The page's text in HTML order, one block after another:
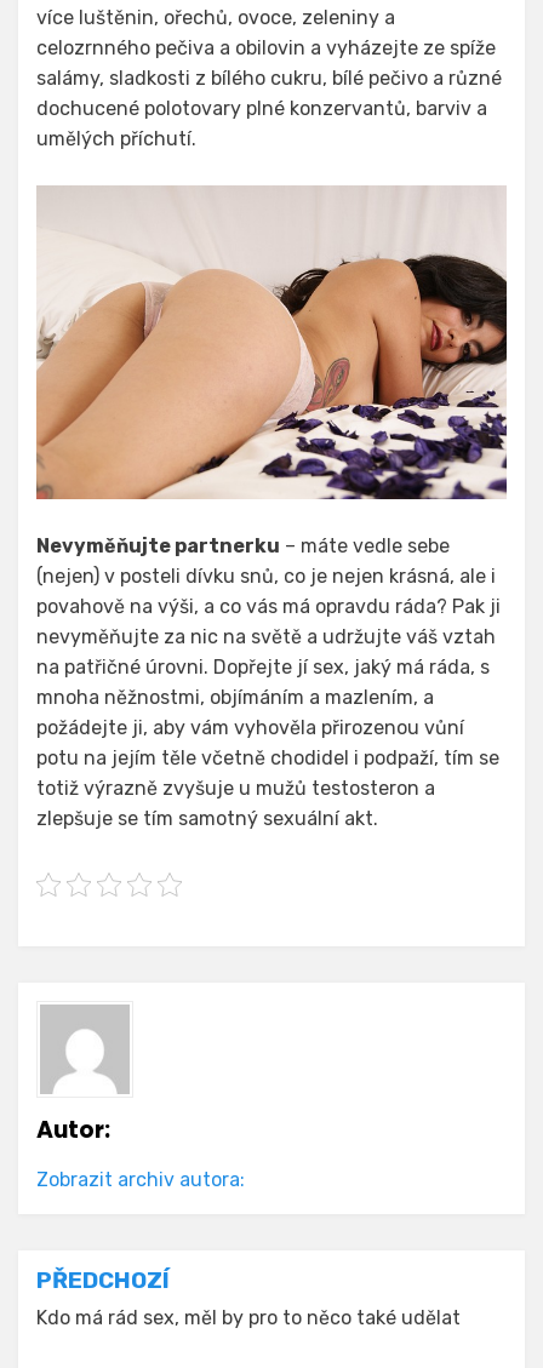
více luštěnin, ořechů, ovoce, zeleniny a
celozrnného pečiva a obilovin a vyházejte ze spíže
salámy, sladkosti z bílého cukru, bílé pečivo a různé
dochucené polotovary plné konzervantů, barviv a
umělých příchutí.
Nevyměňujte partnerku – máte vedle sebe
(nejen) v posteli dívku snů, co je nejen krásná, ale i
povahově na výši, a co vás má opravdu ráda? Pak ji
nevyměňujte za nic na světě a udržujte váš vztah
na patřičné úrovni. Dopřejte jí sex, jaký má ráda, s
mnoha něžnostmi, objímáním a mazlením, a
požádejte ji, aby vám vyhověla přirozenou vůní
potu na jejím těle včetně chodidel i podpaží, tím se
totiž výrazně zvyšuje u mužů testosteron a
zlepšuje se tím samotný sexuální akt.
Autor:
Zobrazit archiv autora:
Navigace
pro
PŘEDCHOZÍ
Kdo má rád sex, měl by pro to něco také udělat